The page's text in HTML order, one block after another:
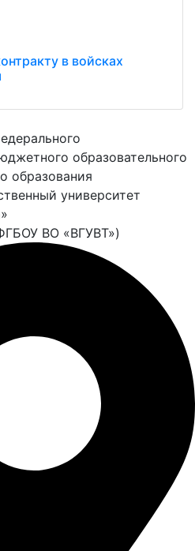
в войсках
образовательного
образования
университет
ВО «ВГУВТ»)